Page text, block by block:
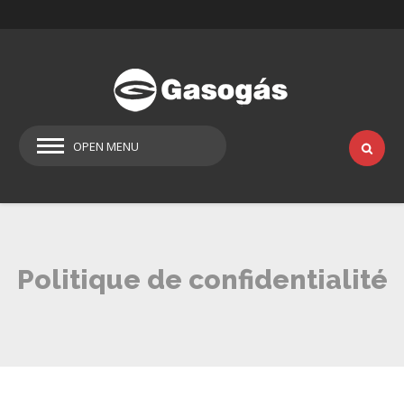
OPEN MENU
Politique de confidentialité